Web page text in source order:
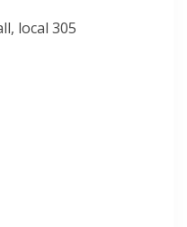
local 305